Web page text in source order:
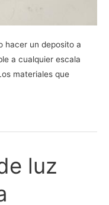
hacer un deposito a
a cualquier escala
materiales que
luz